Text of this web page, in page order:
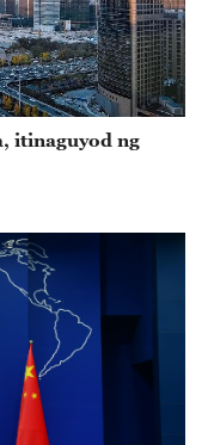
itinaguyod ng